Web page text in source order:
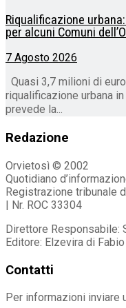
Riqualificazione
per alcuni Comuni
7 Agosto 2026
Quasi 3,7 milioni di
riqualificazione urbana
prevede la...
Redazione
Orvietosì © 2002
Quotidiano
Registrazione tribunale
| Nr. ROC 33304
Direttore Responsabile:
Editore: Elzevira di
Contatti
Per informazioni inviare